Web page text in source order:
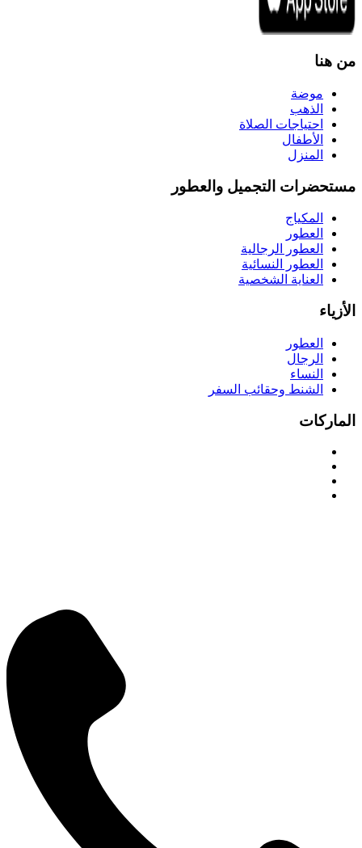
من هنا
موضة
الذهب
احتياجات الصلاة
الأطفال
المنزل
مستحضرات التجميل والعطور
المكياج
العطور
العطور الرجالية
العطور النسائية
العناية الشخصية
الأزياء
العطور
الرجال
النساء
الشنط وحقائب السفر
الماركات